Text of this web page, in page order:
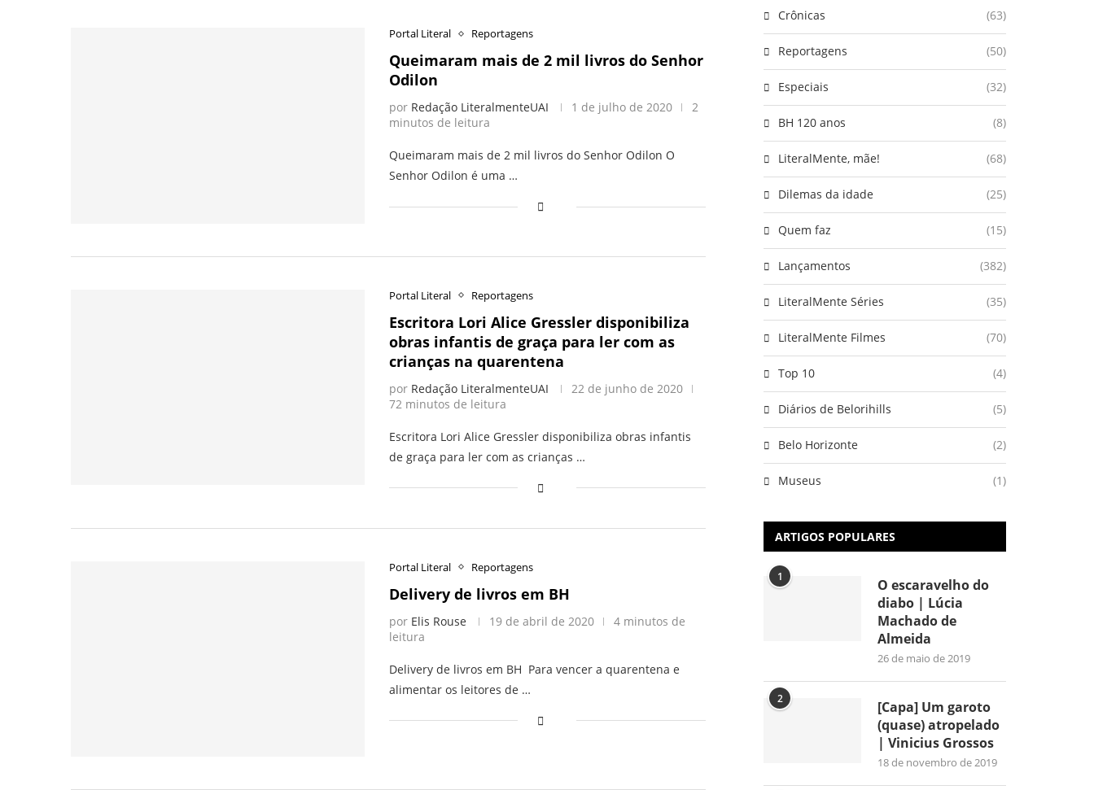
Portal Literal Reportagens
Queimaram mais de 2 mil livros do Senhor
Odilon
por Redação LiteralmenteUAI 1 de julho de 2020
2
minutos de leitura
Queimaram mais de 2 mil livros do Senhor Odilon O
Senhor Odilon é uma …
Portal Literal Reportagens
Escritora Lori Alice Gressler disponibiliza
obras infantis de graça para ler com as
crianças na quarentena
por Redação LiteralmenteUAI
22 de junho de 2020
72 minutos de leitura
Escritora Lori Alice Gressler disponibiliza obras infantis
de graça para ler com as crianças …
Portal Literal Reportagens
Delivery de livros em BH
por Elis Rouse 19 de abril de 2020
4 minutos de
leitura
Delivery de livros em BH Para vencer a quarentena e
alimentar os leitores de …
Crônicas (63)
Reportagens (50)
Especiais (32)
BH 120 anos (8)
LiteralMente, mãe! (68)
Dilemas da idade (25)
Quem faz (15)
Lançamentos (382)
LiteralMente Séries (35)
LiteralMente Filmes (70)
Top 10 (4)
Diários de Belorihills (5)
Belo Horizonte (2)
Museus (1)
ARTIGOS POPULARES
1
O escaravelho do
diabo | Lúcia
Machado de
Almeida
26 de maio de 2019
2
[Capa] Um garoto
(quase) atropelado
| Vinicius Grossos
18 de novembro de 2019